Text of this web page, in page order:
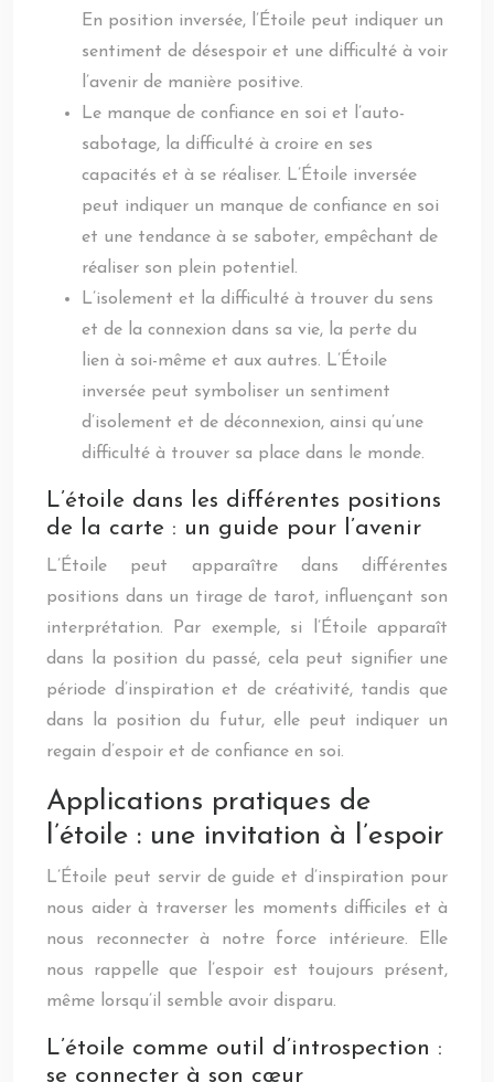
En position inversée, l’Étoile peut indiquer un
sentiment de désespoir et une difficulté à voir
l’avenir de manière positive.
Le manque de confiance en soi et l’auto-
sabotage, la difficulté à croire en ses
capacités et à se réaliser. L’Étoile inversée
peut indiquer un manque de confiance en soi
et une tendance à se saboter, empêchant de
réaliser son plein potentiel.
L’isolement et la difficulté à trouver du sens
et de la connexion dans sa vie, la perte du
lien à soi-même et aux autres. L’Étoile
inversée peut symboliser un sentiment
d’isolement et de déconnexion, ainsi qu’une
difficulté à trouver sa place dans le monde.
L’étoile dans les différentes positions
de la carte : un guide pour l’avenir
L’Étoile peut apparaître dans différentes
positions dans un tirage de tarot, influençant son
interprétation. Par exemple, si l’Étoile apparaît
dans la position du passé, cela peut signifier une
période d’inspiration et de créativité, tandis que
dans la position du futur, elle peut indiquer un
regain d’espoir et de confiance en soi.
Applications pratiques de
l’étoile : une invitation à l’espoir
L’Étoile peut servir de guide et d’inspiration pour
nous aider à traverser les moments difficiles et à
nous reconnecter à notre force intérieure. Elle
nous rappelle que l’espoir est toujours présent,
même lorsqu’il semble avoir disparu.
L’étoile comme outil d’introspection :
se connecter à son cœur